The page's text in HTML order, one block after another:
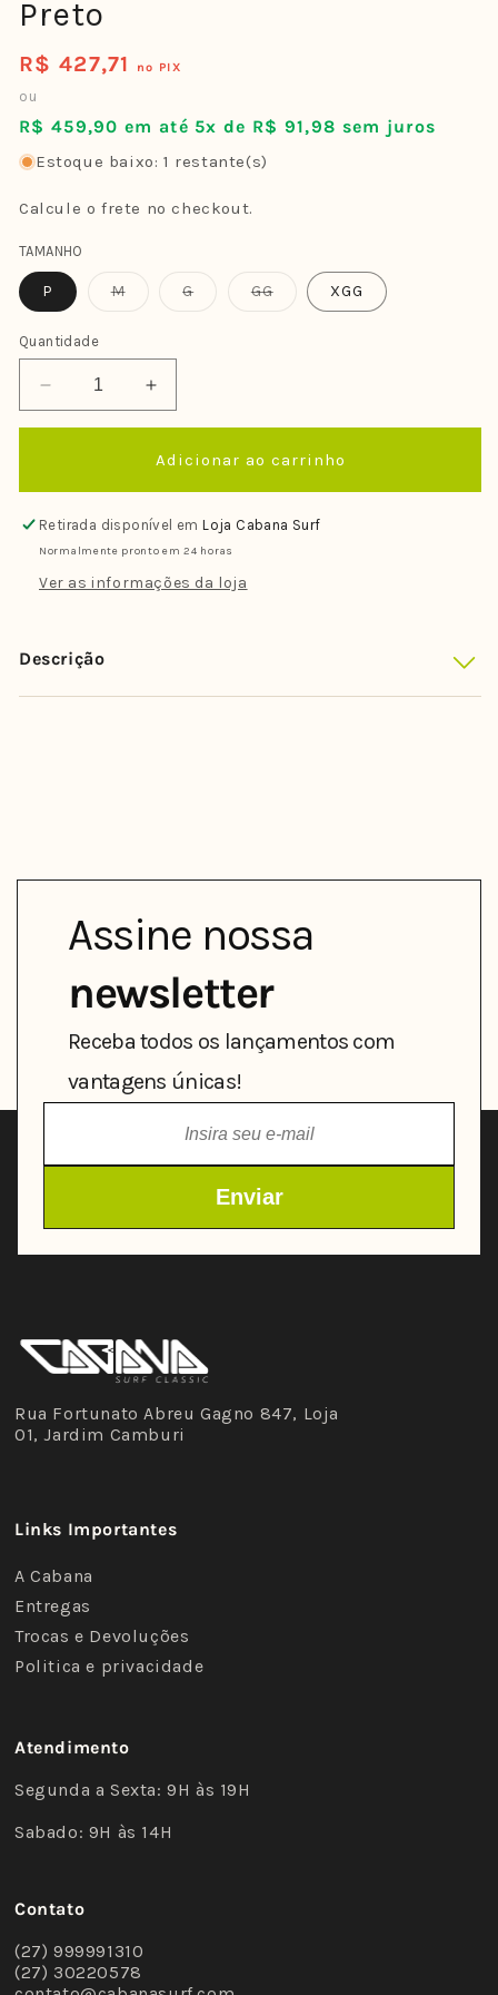
Preto
Preço
normal
R$ 427,71 no PIX
ou
R$ 459,90 em até 5x de R$ 91,98 sem juros
Estoque baixo: 1 restante(s)
Calcule o frete no checkout.
TAMANHO
P MVariante
GVarianteGGVariante
esgotada
XGG
Quantidade
Diminuir
a
Lycra
Manga
Longa
Preto
Aumentar
a
de
Lycra
Manga
Longa
Preto
Adicionar ao carrinho
Retirada disponível emLoja Cabana Surf
Normalmente pronto em 24 horas
Ver as informações da loja
Descrição
Assine nossa
newsletter
Receba todos os lançamentos com
vantagens únicas!
Rua Fortunato Abreu Gagno 847, Loja
01, Jardim Camburi
Links Importantes
A Cabana
Entregas
Trocas e Devoluções
Politica e privacidade
Atendimento
Segunda a Sexta: 9H às 19H
Sabado: 9H às 14H
Contato
(27) 999991310
(27) 30220578